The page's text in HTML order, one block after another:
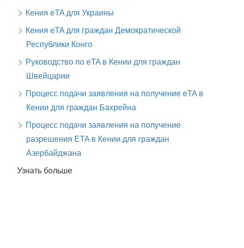
Кения eTA для Украины
Кения eTA для граждан Демократической
Республики Конго
Руководство по eTA в Кении для граждан
Швейцарии
Процесс подачи заявления на получение eTA в
Кении для граждан Бахрейна
Процесс подачи заявления на получение
разрешения ETA в Кении для граждан
Азербайджана
Узнать больше